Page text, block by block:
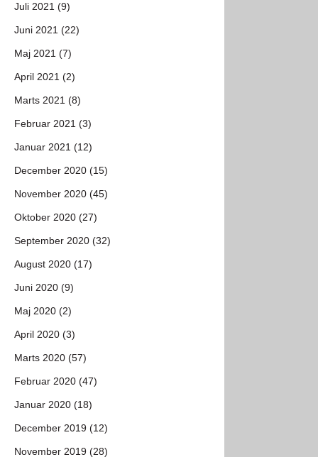
Juli 2021 (9)
Juni 2021 (22)
Maj 2021 (7)
April 2021 (2)
Marts 2021 (8)
Februar 2021 (3)
Januar 2021 (12)
December 2020 (15)
November 2020 (45)
Oktober 2020 (27)
September 2020 (32)
August 2020 (17)
Juni 2020 (9)
Maj 2020 (2)
April 2020 (3)
Marts 2020 (57)
Februar 2020 (47)
Januar 2020 (18)
December 2019 (12)
November 2019 (28)